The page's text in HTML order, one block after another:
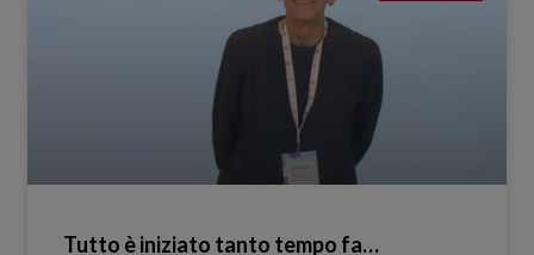
Tutto è iniziato tanto tempo fa…